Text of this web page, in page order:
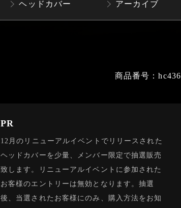
ヘッドカバー アーカイブ
商品番号：hc436
PR
12月のリニューアルイベントでリリースされた
ヘッドカバーを少量、メンバー限定で抽選販売
致します。リニューアルイベントに参加された
お客様のエントリーは無効となります。抽選
後、当選されたお客様にのみ、購入方法をお知